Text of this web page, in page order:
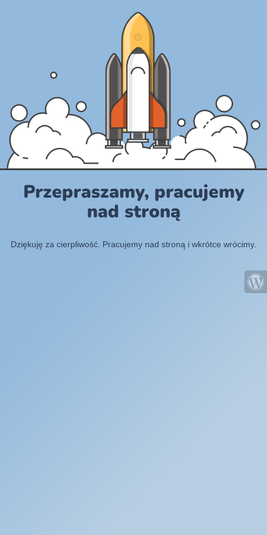
Przepraszamy, pracujemy
nad stroną
Dziękuję za cierpliwość. Pracujemy nad stroną i wkrótce wrócimy.